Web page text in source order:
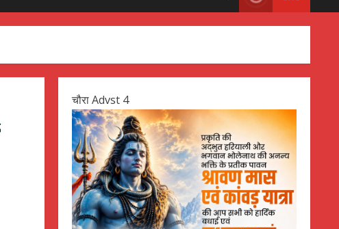
चौरा Advst 4